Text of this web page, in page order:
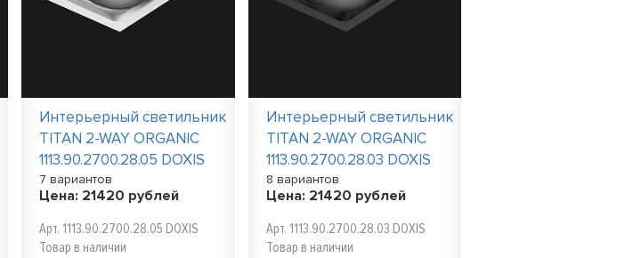
Интерьерный светильник
TITAN 2-WAY ORGANIC
1113.90.2700.28.05 DOXIS
7 вариантов
Цена: 21420 рублей
Арт. 1113.90.2700.28.05 DOXIS
Товар в наличии
Интерьерный светильник
TITAN 2-WAY ORGANIC
1113.90.2700.28.03 DOXIS
8 вариантов
Цена: 21420 рублей
Арт. 1113.90.2700.28.03 DOXIS
Товар в наличии